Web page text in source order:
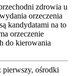
zdrowia u
orzeczenia
kandydatami na to
orzeczenie
do kierowania
ośrodki